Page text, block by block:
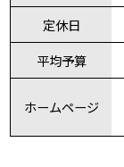
定休日
平均予算
ホームページ